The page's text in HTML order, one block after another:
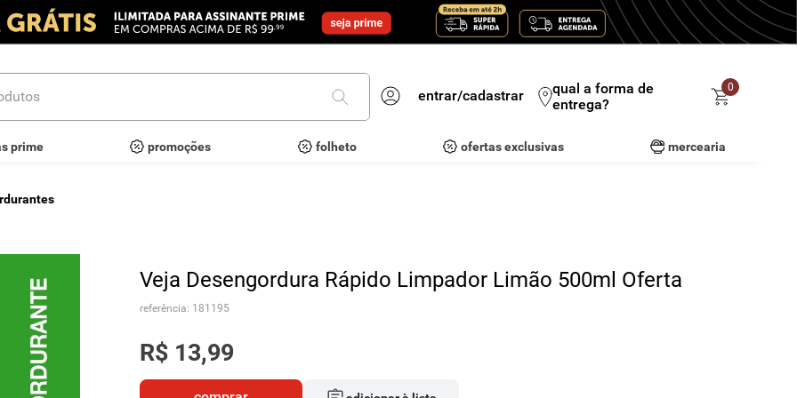
entrar/cadastrar
qual a forma de
entrega?
0
prime promoções folheto ofertas exclusivas mercearia
Veja Desengordura Rápido Limpador Limão 500ml Oferta
referência: 181195
R$ 13,99